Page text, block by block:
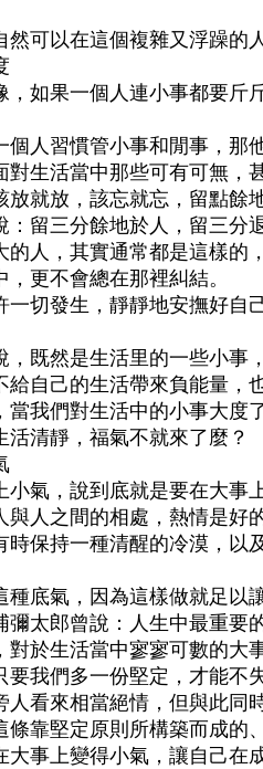
然可以在這個複雜又浮躁的
，如果一個人連小事都要斤
個人習慣管小事和閒事，那
對生活當中那些可有可無，
放就放，該忘就忘，留點餘
：留三分餘地於人，留三分
的人，其實通常都是這樣的
，更不會總在那裡糾結。
一切發生，靜靜地安撫好自
，既然是生活里的一些小事
給自己的生活帶來負能量，
當我們對生活中的小事大度
活清靜，福氣不就來了麼？
小氣，說到底就是要在大事
與人之間的相處，熱情是好
時保持一種清醒的冷漠，以
種底氣，因為這樣做就足以
彌太郎曾說：人生中最重要
對於生活當中寥寥可數的大
要我們多一份堅定，才能不
人看來相當絕情，但與此同
條靠堅定原則所構築而成的
大事上變得小氣，讓自己在